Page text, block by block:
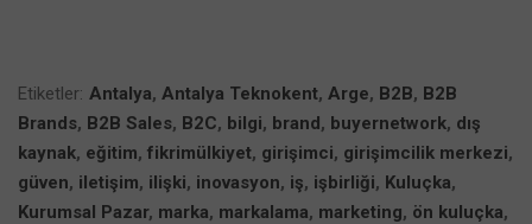
Etiketler: Antalya, Antalya Teknokent, Arge, B2B, B2B
Brands, B2B Sales, B2C, bilgi, brand, buyernetwork, dış
kaynak, eğitim, fikrimülkiyet, girişimci, girişimcilik merkezi,
güven, iletişim, ilişki, inovasyon, iş, işbirliği, Kuluçka,
Kurumsal Pazar, marka, markalama, marketing, ön kuluçka,